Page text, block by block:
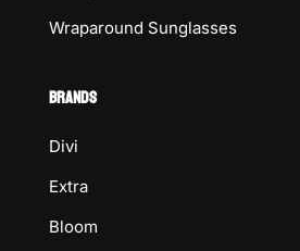
Wraparound Sunglasses
BRANDS
Divi
Extra
Bloom